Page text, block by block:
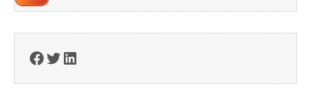
Facebook
Twitter
LinkedIn